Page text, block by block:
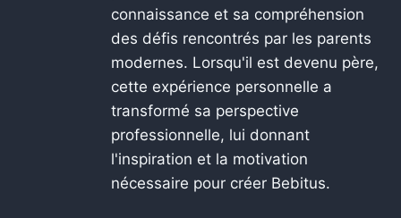
connaissance et sa compréhension
des défis rencontrés par les parents
modernes. Lorsqu'il est devenu père,
cette expérience personnelle a
transformé sa perspective
professionnelle, lui donnant
l'inspiration et la motivation
nécessaire pour créer Bebitus.